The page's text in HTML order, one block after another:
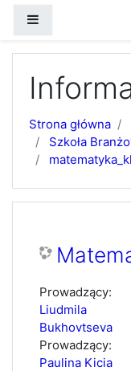
Strona główna
Szkoła
Prowadzący:
Liudmila
Bukhovtseva
Prowadzący:
Paulina Kicia